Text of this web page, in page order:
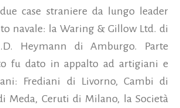
case straniere da lungo leader
navale: la Waring & Gillow Ltd. di
Heymann di Amburgo. Parte
fu dato in appalto ad artigiani e
Frediani di Livorno, Cambi di
Meda, Ceruti di Milano, la Società